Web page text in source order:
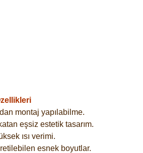
montaj yapılabilme.
eşsiz estetik tasarım.
ısı verimi.
esnek boyutlar.